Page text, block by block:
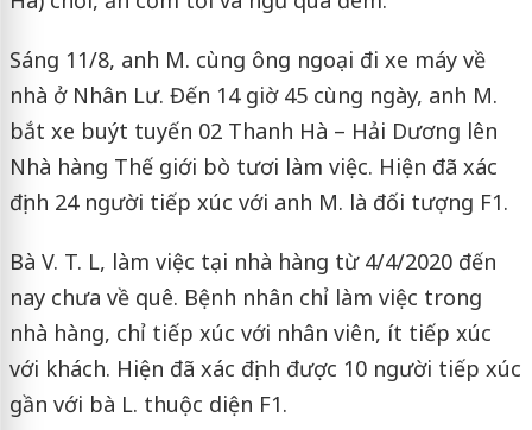
Sáng 11/8, anh M. cùng ông ngoại đi xe máy về
nhà ở Nhân Lư. Đến 14 giờ 45 cùng ngày, anh M.
bắt xe buýt tuyến 02 Thanh Hà – Hải Dương lên
Nhà hàng Thế giới bò tươi làm việc. Hiện đã xác
định 24 người tiếp xúc với anh M. là đối tượng F1.
Bà V. T. L, làm việc tại nhà hàng từ 4/4/2020 đến
nay chưa về quê. Bệnh nhân chỉ làm việc trong
nhà hàng, chỉ tiếp xúc với nhân viên, ít tiếp xúc
với khách. Hiện đã xác định được 10 người tiếp xúc
gần với bà L. thuộc diện F1.